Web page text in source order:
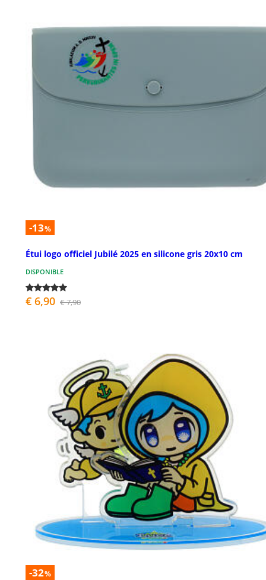
-13%
Étui logo officiel Jubilé 2025 en silicone gris 20x10 cm
DISPONIBLE
€ 6,90 € 7,90
-32%